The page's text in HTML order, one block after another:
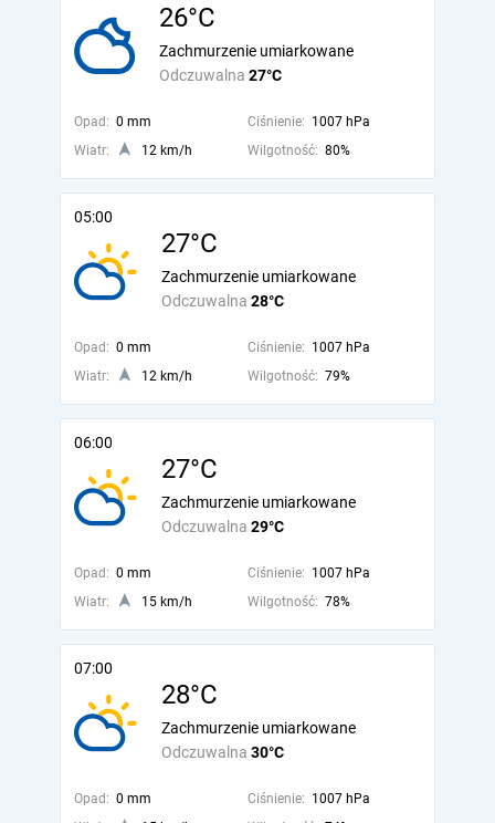
26°C
Odczuwalna 27°C
Zachmurzenie umiarkowane
Opad: 0 mm Ciśnienie: 1007 hPa
Wiatr:
12 km/h Wilgotność: 80%
05:00
27°C
Odczuwalna 28°C
Zachmurzenie umiarkowane
Opad: 0 mm Ciśnienie: 1007 hPa
Wiatr:
12 km/h Wilgotność: 79%
06:00
27°C
Odczuwalna 29°C
Zachmurzenie umiarkowane
Opad: 0 mm Ciśnienie: 1007 hPa
Wiatr:
15 km/h Wilgotność: 78%
07:00
28°C
Odczuwalna 30°C
Zachmurzenie umiarkowane
Opad: 0 mm Ciśnienie: 1007 hPa